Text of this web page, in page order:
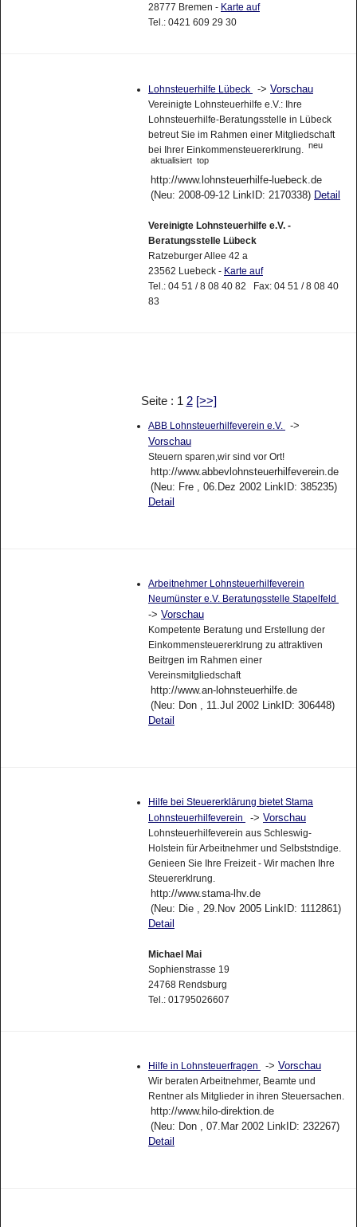
28777 Bremen - Karte auf
Tel.: 0421 609 29 30
Lohnsteuerhilfe Lübeck -> Vorschau
Vereinigte Lohnsteuerhilfe e.V.: Ihre
Lohnsteuerhilfe-Beratungsstelle in Lübeck
betreut Sie im Rahmen einer Mitgliedschaft
bei Ihrer Einkommensteuererklrung.
neu
aktualisiert top
http://www.lohnsteuerhilfe-luebeck.de
(Neu: 2008-09-12 LinkID: 2170338) Detail
Vereinigte Lohnsteuerhilfe e.V. -
Beratungsstelle Lübeck
Ratzeburger Allee 42 a
23562 Luebeck - Karte auf
Tel.: 04 51 / 8 08 40 82 Fax: 04 51 / 8 08 40
83
Seite : 1 2 [>>]
ABB Lohnsteuerhilfeverein e.V.
->
Vorschau
Steuern sparen,wir sind vor Ort!
http://www.abbevlohnsteuerhilfeverein.de
(Neu: Fre , 06.Dez 2002 LinkID: 385235)
Detail
Arbeitnehmer Lohnsteuerhilfeverein
Neumünster e.V. Beratungsstelle Stapelfeld
-> Vorschau
Kompetente Beratung und Erstellung der
Einkommensteuererklrung zu attraktiven
Beitrgen im Rahmen einer
Vereinsmitgliedschaft
http://www.an-lohnsteuerhilfe.de
(Neu: Don , 11.Jul 2002 LinkID: 306448)
Detail
Hilfe bei Steuererklärung bietet Stama
Lohnsteuerhilfeverein
-> Vorschau
Lohnsteuerhilfeverein aus Schleswig-
Holstein für Arbeitnehmer und Selbststndige.
Genieen Sie Ihre Freizeit - Wir machen Ihre
Steuererklrung.
http://www.stama-lhv.de
(Neu: Die , 29.Nov 2005 LinkID: 1112861)
Detail
Michael Mai
Sophienstrasse 19
24768 Rendsburg
Tel.: 01795026607
Hilfe in Lohnsteuerfragen -> Vorschau
Wir beraten Arbeitnehmer, Beamte und
Rentner als Mitglieder in ihren Steuersachen.
http://www.hilo-direktion.de
(Neu: Don , 07.Mar 2002 LinkID: 232267)
Detail